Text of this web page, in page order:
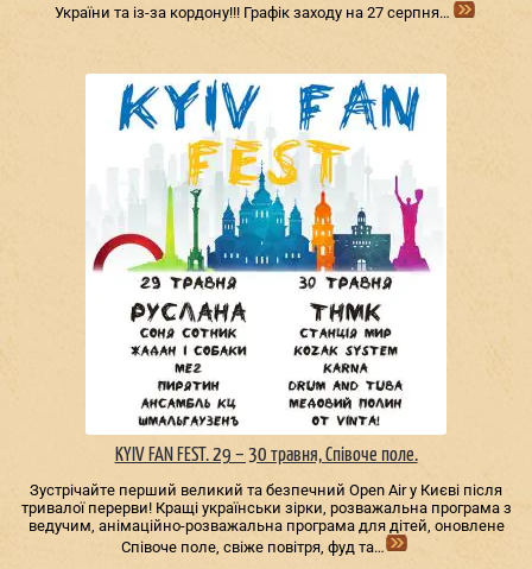
України та із-за кордону!!! Графік заходу на 27 серпня…
KYIV FAN FEST. 29 – 30 травня, Співоче поле.
Зустрічайте перший великий та безпечний Open Air у Києві після
тривалої перерви! Кращі українськи зірки, розважальна програма з
ведучим, анімаційно-розважальна програма для дітей, оновлене
Співоче поле, свіже повітря, фуд та…